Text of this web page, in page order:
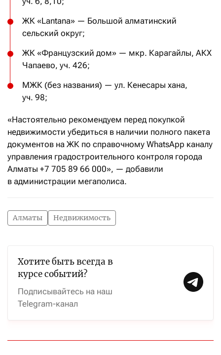
ЖК «Lantana» — Большой алматинский
сельский округ;
ЖК «Французский дом» — мкр. Карагайлы, АКХ
Чапаево, уч. 426;
МЖК (без названия) — ул. Кенесары хана,
уч. 98;
«Настоятельно рекомендуем перед покупкой
недвижимости убедиться в наличии полного пакета
документов на ЖК по справочному WhatsApp каналу
управления градостроительного контроля города
Алматы +7 705 89 66 000», — добавили
в администрации мегаполиса.
Алматы Недвижимость
Хотите быть всегда в
курсе событий?
Подписывайтесь на наш
Telegram-канал